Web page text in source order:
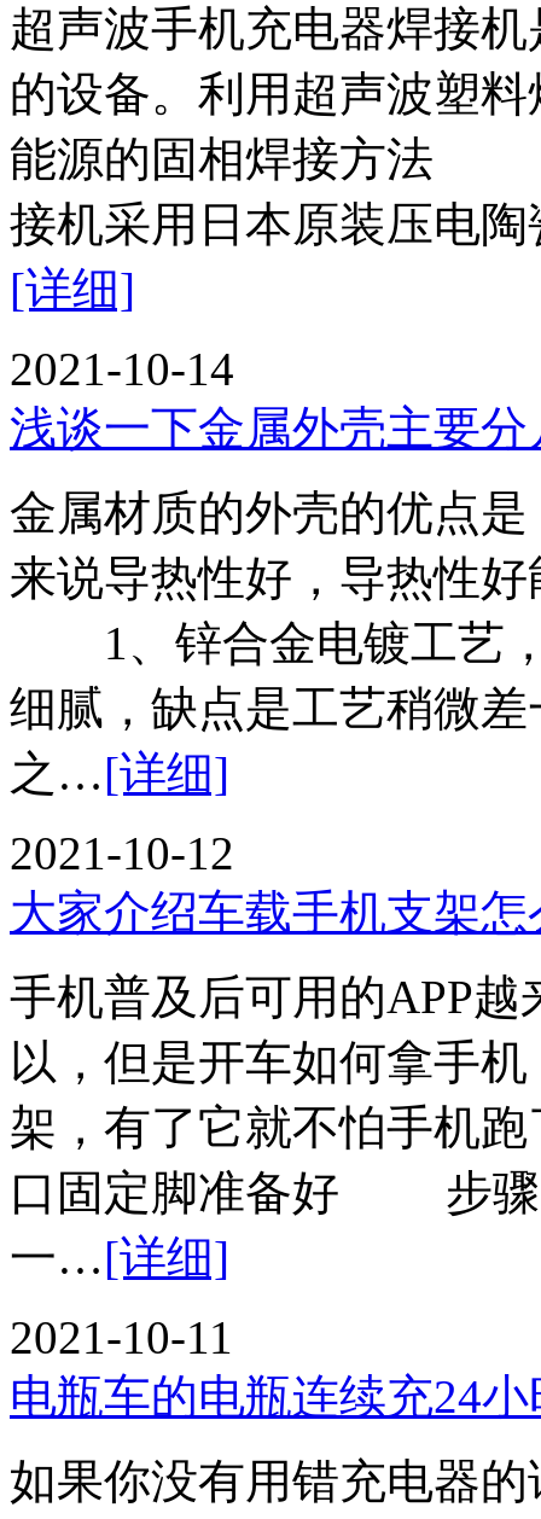
超声波手机充电器焊接
的设备。利用超声波塑
能源的固相焊接方法 1
接机采用日本原装压电
[详细]
2021-10-14
浅谈一下金属外壳主要
金属材质的外壳的优点
来说导热性好，导热性
1、锌合金电镀工艺，
细腻，缺点是工艺稍微
之…[详细]
2021-10-12
大家介绍车载手机支架怎
手机普及后可用的APP
以，但是开车如何拿手
架，有了它就不怕手
口固定脚准备好 步骤2
一…[详细]
2021-10-11
电瓶车的电瓶连续充24
如果你没有用错充电器